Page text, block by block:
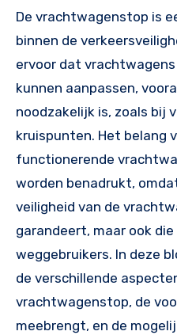
De vrachtwagenstop is een cruciaal element
binnen de
ervoor dat
kunnen aanpassen,
noodzakelijk is, zoals bij
kruispunten. Het belang
functionerende
worden benadrukt,
veiligheid van de
garandeert, maar ook die
weggebruikers. In deze
de verschillende
vrachtwagenstop, de
meebrengt, en de